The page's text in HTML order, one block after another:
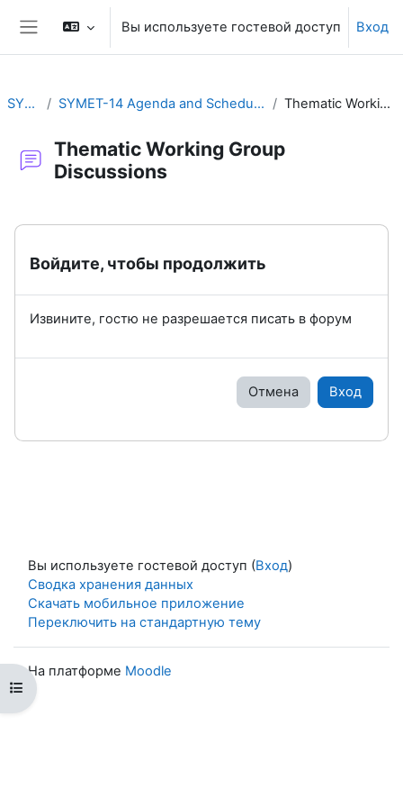
Перейти к основному содержанию
Боковая панель
Вы используете гостевой доступ Вход
Открыть оглавление курса
SYMET-14 SYMET-14 Agenda and Schedule Details (22 to 25 November 2021) Thematic Working Group Discussions
Thematic Working Group
Discussions
Войдите, чтобы продолжить
Извините, гостю не разрешается писать в форум
Отмена Вход
Вы используете гостевой доступ (Вход)
Сводка хранения данных
Скачать мобильное приложение
Переключить на стандартную тему
На платформе Moodle